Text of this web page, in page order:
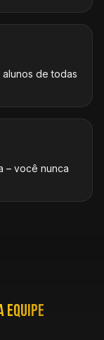
de todas
– você nunca
EQUIPE